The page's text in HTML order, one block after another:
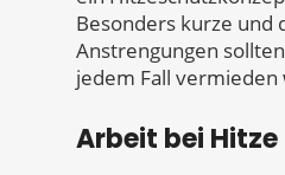
Besonders kurze und
Anstrengungen
jedem Fall vermieden
Arbeit bei Hitze